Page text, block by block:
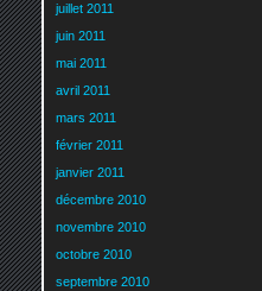
juillet 2011
juin 2011
mai 2011
avril 2011
mars 2011
février 2011
janvier 2011
décembre 2010
novembre 2010
octobre 2010
septembre 2010